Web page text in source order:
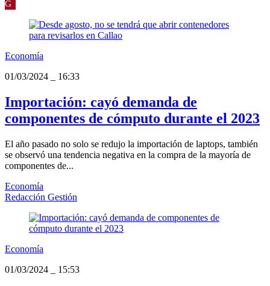
G
Economía
01/03/2024
16:33
Importación: cayó demanda de
componentes de cómputo durante el 2023
El año pasado no solo se redujo la importación de laptops, también
se observó una tendencia negativa en la compra de la mayoría de
componentes de...
Economía
Redacción Gestión
Economía
01/03/2024
15:53